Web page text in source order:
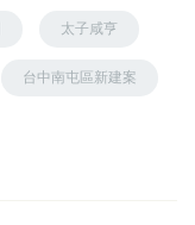
太子咸亨
台中南屯區新建案